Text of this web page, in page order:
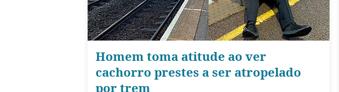
Homem toma atitude ao ver
cachorro prestes a ser atropelado
por trem